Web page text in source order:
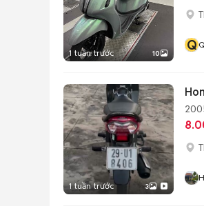
1 tuần trước 10
Q
1 tuần trước 3